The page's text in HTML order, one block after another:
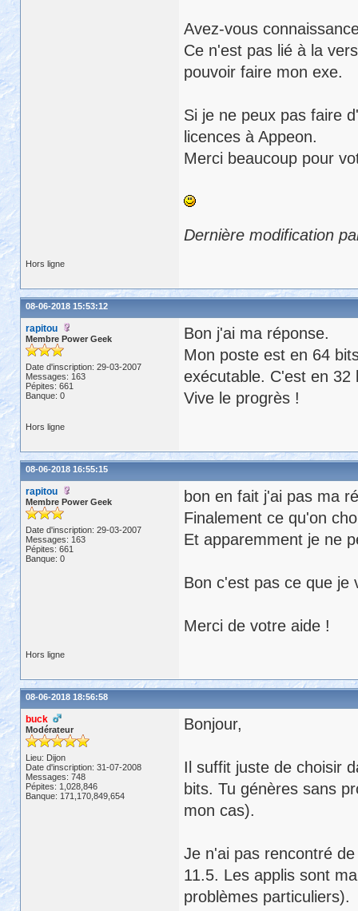
Avez-vous
Ce n'est pas lié à la
pouvoir faire mon exe.
Si je ne peux pas faire
licences à Appeon.
Merci beaucoup pour
Dernière modification
Hors ligne
08-06-2018 15:53:12
rapitou
Membre Power Geek
Date d'inscription: 29-03-2007
Messages: 163
Pépites: 661
Banque: 0
Bon j'ai ma réponse.
Mon poste est en 64
exécutable. C'est en 32
Vive le progrès !
Hors ligne
08-06-2018 16:55:15
rapitou
Membre Power Geek
Date d'inscription: 29-03-2007
Messages: 163
Pépites: 661
Banque: 0
bon en fait j'ai pas ma
Finalement ce qu'on
Et apparemment je ne
Bon c'est pas ce que je
Merci de votre aide !
Hors ligne
08-06-2018 18:56:58
buck
Modérateur
Lieu: Dijon
Date d'inscription: 31-07-2008
Messages: 748
Pépites: 1,028,846
Banque: 171,170,849,654
Bonjour,
Il suffit juste de choisir
bits. Tu génères sans
mon cas).
Je n'ai pas rencontré
11.5. Les applis sont
problèmes particuliers).